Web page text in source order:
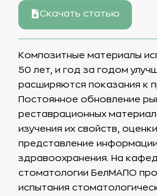
Скачать статью
Композитные материалы
50 лет, и год за годом
расширяются показания к
Постоянное обновление
реставрационных
изучения их свойств,
представление
здравоохранения. На
стоматологии БелМАПО
испытания